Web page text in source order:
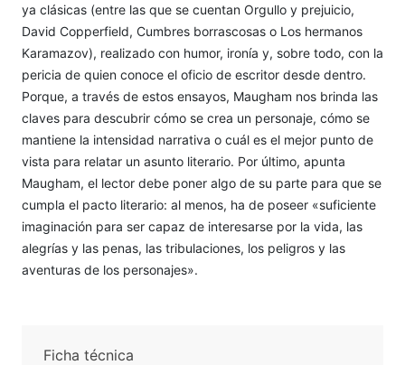
ya clásicas (entre las que se cuentan Orgullo y prejuicio,
David Copperfield, Cumbres borrascosas o Los hermanos
Karamazov), realizado con humor, ironía y, sobre todo, con la
pericia de quien conoce el oficio de escritor desde dentro.
Porque, a través de estos ensayos, Maugham nos brinda las
claves para descubrir cómo se crea un personaje, cómo se
mantiene la intensidad narrativa o cuál es el mejor punto de
vista para relatar un asunto literario. Por último, apunta
Maugham, el lector debe poner algo de su parte para que se
cumpla el pacto literario: al menos, ha de poseer «suficiente
imaginación para ser capaz de interesarse por la vida, las
alegrías y las penas, las tribulaciones, los peligros y las
aventuras de los personajes».
Ficha técnica